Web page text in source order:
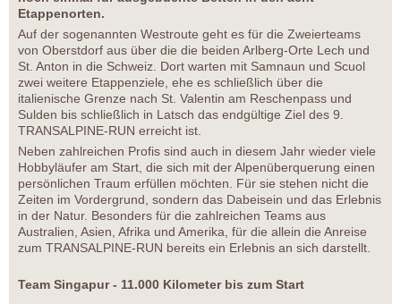
Etappenorten.
Auf der sogenannten Westroute geht es für die Zweierteams
von Oberstdorf aus über die die beiden Arlberg-Orte Lech und
St. Anton in die Schweiz. Dort warten mit Samnaun und Scuol
zwei weitere Etappenziele, ehe es schließlich über die
italienische Grenze nach St. Valentin am Reschenpass und
Sulden bis schließlich in Latsch das endgültige Ziel des 9.
TRANSALPINE-RUN erreicht ist.
Neben zahlreichen Profis sind auch in diesem Jahr wieder viele
Hobbyläufer am Start, die sich mit der Alpenüberquerung einen
persönlichen Traum erfüllen möchten. Für sie stehen nicht die
Zeiten im Vordergrund, sondern das Dabeisein und das Erlebnis
in der Natur. Besonders für die zahlreichen Teams aus
Australien, Asien, Afrika und Amerika, für die allein die Anreise
zum TRANSALPINE-RUN bereits ein Erlebnis an sich darstellt.
Team Singapur - 11.000 Kilometer bis zum Start